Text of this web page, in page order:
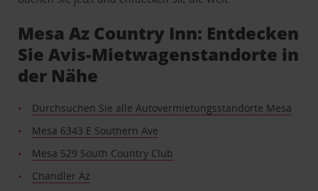
Mesa Az Country Inn: Entdecken
Sie Avis-Mietwagenstandorte in
der Nähe
Durchsuchen Sie alle Autovermietungsstandorte Mesa
Mesa 6343 E Southern Ave
Mesa 529 South Country Club
Chandler Az